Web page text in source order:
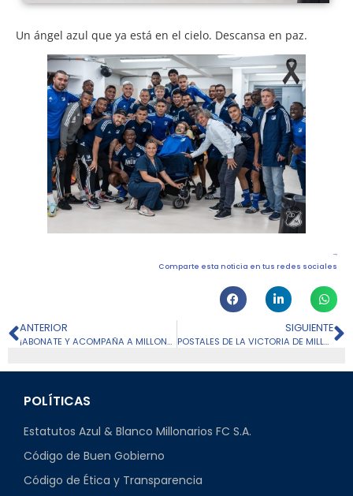
Un ángel azul que ya está en el cielo. Descansa en paz.
Comparte esta noticia en tus redes sociales
ANTERIOR
¡ABONATE Y ACOMPAÑA A MILLONARIOS FC EN LOS CUADRANGULARES FINALES DE LA LIGA 2023-1!
SIGUIENTE
POSTALES DE LA VICTORIA DE MILLONARIOS FC CONTRA ALIANZA PETROLERA
POLÍTICAS
Estatutos Azul & Blanco Millonarios FC S.A.
Código de Buen Gobierno
Código de Ética y Transparencia